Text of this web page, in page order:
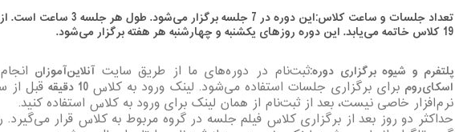
تعداد جلسات و ساعت کلاس:​این دوره در7 جلسه برگزار می‌شود. طول هر جلسه3 ساعت است. از
19 کلاس خاتمه می‌یابد. این دوره روز‌های یکشنبهوچهارشنبههر هفته برگزار می‌شود.
پلتفرم و شیوه برگزاری دوره:ثبت‌نام در دوره‌های ما از طریق سایت آنلاین‌‌آموزان
اسکای‌روم برای برگزاری جلسات استفاده می‌شود. لینک ورود به کلاس10 دقیقه
قبل از
نرم‌افزار خاصی نیست، بعد از ثبت‌نام از همان لینک برای ورود به کلاس استفاده کنید.
حداکثر دو روز بعد از برگزاری کلاس فیلم‌ جلسه در گروه مربوط به کلاس قرار